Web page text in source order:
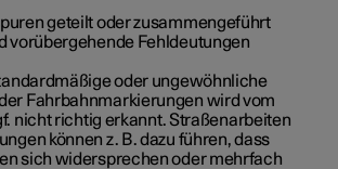
geteilt oder zusammengeführt
vorübergehende Fehldeutungen
oder ungewöhnliche
Fahrbahnmarkierungen wird vom
nicht richtig erkannt. Straßenarbeiten
können z. B. dazu führen, dass
sich widersprechen oder mehrfach